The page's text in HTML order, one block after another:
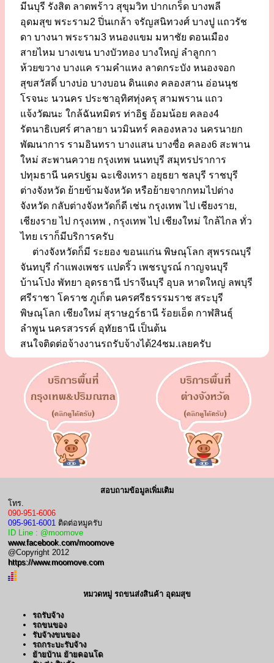
มีนบุรี รังสิต ลาดพร้าว สุขุมวิท ปากเกร็ด บางพลี
อุดมสุข พระราม2 ปิ่นเกล้า จรัญสนิทวงศ์ บางปู แถวรัช
ดา บางนา พระราม3 หนองแขม มหาชัย ดอนเมือง
สายไหม บางเขน บางบัวทอง บางใหญ่ ลำลูกกา
ห้วยขวาง บางแค รามคำแหง ลาดกระบัง หนองจอก
สุขสวัสดิ์ บางบ่อ บางบอน ดินแดง คลองสาน อ่อนนุช
โรจนะ นวนคร ประชาอุทิศทุ่งครุ สามพราน แถว
แจ้งวัฒนะ ใกล้ฉันทมิตร ท่าอิฐ อ้อมน้อย คลอง4
รัตนาธิเบศร์ ศาลายา นวมินทร์ คลองหลวง นครนายก
พัฒนาการ รามอินทรา บางแสน บางซื่อ คลอง6 สะพาน
ใหม่ สะพานควาย กรุงเทพ นนทบุรี สมุทรปราการ
ปทุมธานี นครปฐม ฉะเชิงเทรา อยุธยา ชลบุรี ราชบุรี
ต่างจังหวัด ย้ายข้ามจังหวัด หรือย้ายจากกทมไปต่าง
จังหวัด กลับต่างจังหวัดก็ดี เช่น กรุงเทพ ไป เชียงราย,
เชียงราย ไป กรุงเทพ , กรุงเทพ ไป เชียงใหม่ ใกล้ไกล ทั่ว
ไทย เราก็มีบริการครับ
ต่างจังหวัดก็มี ระยอง ขอนแก่น พิษณุโลก สุพรรณบุรี
จันทบุรี กำแพงเพชร แปดริ้ว เพชรบูรณ์ กาญจนบุรี
บ้านโป่ง พัทยา อุดรธานี ปราจีนบุรี อุบล หาดใหญ่ ลพบุรี
ศรีราชา โคราช ภูเก็ต นครศรีธรรรมราช สระบุรี
พิษณุโลก เชียงใหม่ สุราษฎร์ธานี ร้อยเอ็ด กาฬสินธุ์
ลำพูน นครสวรรค์ อุทัยธานี เป็นต้น
สนใจติดต่อจ้างงานรถรับจ้างได้24ชม.เลยครับ
สอบถามข้อมูลเพิ่มเติม
โทร.
090-951-6006
095-961-6001 ติดต่อหมูครับ
ID Line : @moomove
www.facebook.com/moomove
@Copyright 2012
https://www.moomove.com
หมวดหมู่ รถขนส่งสินค้า อุดมสุข
รถรับจ้าง
รถขนของ
รับจ้างขนของ
รถกระบะรับจ้าง
ย้ายบ้าน ย้ายคอนโด